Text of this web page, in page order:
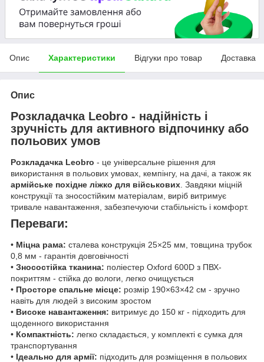
Опис Характеристики Відгуки про товар Доставка
Опис
Розкладачка Leobro - надійність і
зручність для активного відпочинку або
польових умов
Розкладачка Leobro - це універсальне рішення для
використання в польових умовах, кемпінгу, на дачі, а також як
армійське похідне ліжко для військових . Завдяки міцній
конструкції та зносостійким матеріалам, виріб витримує
тривале навантаження, забезпечуючи стабільність і комфорт.
Переваги:
• Міцна рама: сталева конструкція 25×25 мм, товщина трубок
0,8 мм - гарантія довговічності
• Зносостійка тканина: поліестер Oxford 600D з ПВХ-
покриттям - стійка до вологи, легко очищується
• Просторе спальне місце: розмір 190×63×42 см - зручно
навіть для людей з високим зростом
• Високе навантаження: витримує до 150 кг - підходить для
щоденного використання
• Компактність: легко складається, у комплекті є сумка для
транспортування
• Ідеально для армії: підходить для розміщення в польових